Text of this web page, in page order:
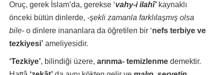
Oruç, gerek İslam’da, gerekse ‘vahy-i ilahî’kaynaklı
önceki bütün dinlerde, -şekli zamanla farklılaşmış olsa
bile-o dinlere inananlara da öğretilen bir ‘nefs terbiye ve
tezkiyesi’ameliyesidir.
‘Tezkiye’, bilindiği üzere, arınma- temizlenmedemektir.